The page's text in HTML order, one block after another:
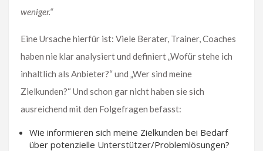
weniger.“
Eine Ursache hierfür ist: Viele Berater, Trainer, Coaches
haben nie klar analysiert und definiert „Wofür stehe ich
inhaltlich als Anbieter?“ und „Wer sind meine
Zielkunden?“ Und schon gar nicht haben sie sich
ausreichend mit den Folgefragen befasst:
Wie informieren sich meine Zielkunden bei Bedarf
über potenzielle Unterstützer/Problemlösungen?